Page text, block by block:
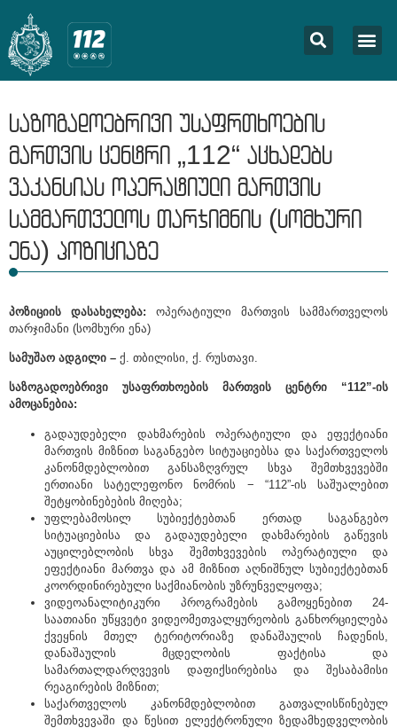
საზოგადოებრივი უსაფრთხოების
მართვის ცენტრი „112“ აცხადებს
ვაკანსიას ოპერატიული მართვის
სამმართველოს თარჯიმნის (სომხური
ენა) პოზიციაზე
პოზიციის დასახელება: ოპერატიული მართვის სამმართველოს
თარჯიმანი (სომხური ენა)
სამუშაო ადგილი – ქ. თბილისი, ქ. რუსთავი.
საზოგადოებრივი უსაფრთხოების მართვის ცენტრი “112”-ის
ამოცანებია:
გადაუდებელი დახმარების ოპერატიული და ეფექტიანი
მართვის მიზნით საგანგებო სიტუაციებსა და საქართველოს
კანონმდებლობით განსაზღვრულ სხვა შემთხვევებში
ერთიანი სატელეფონო ნომრის − “112”-ის საშუალებით
შეტყობინებების მიღება;
უფლებამოსილ სუბიექტებთან ერთად საგანგებო
სიტუაციებისა და გადაუდებელი დახმარების გაწევის
აუცილებლობის სხვა შემთხვევების ოპერატიული და
ეფექტიანი მართვა და ამ მიზნით აღნიშნულ სუბიექტებთან
კოორდინირებული საქმიანობის უზრუნველყოფა;
ვიდეოანალიტიკური პროგრამების გამოყენებით 24-
საათიანი უწყვეტი ვიდეომეთვალყურეობის განხორციელება
ქვეყნის მთელ ტერიტორიაზე დანაშაულის ჩადენის,
დანაშაულის მცდელობის ფაქტისა და
სამართალდარღვევის დაფიქსირებისა და შესაბამისი
რეაგირების მიზნით;
საქართველოს კანონმდებლობით გათვალისწინებულ
შემთხვევაში და წესით ელექტრონული ზედამხედველობის